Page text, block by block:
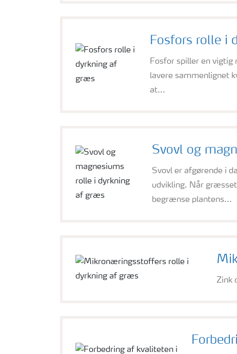
Fosfors rolle i
Fosfor spiller en vigtig
lavere sammenlignet
at...
Svovl og
Svovl er afgørende i
udvikling. Når
begrænse plantens...
Zink